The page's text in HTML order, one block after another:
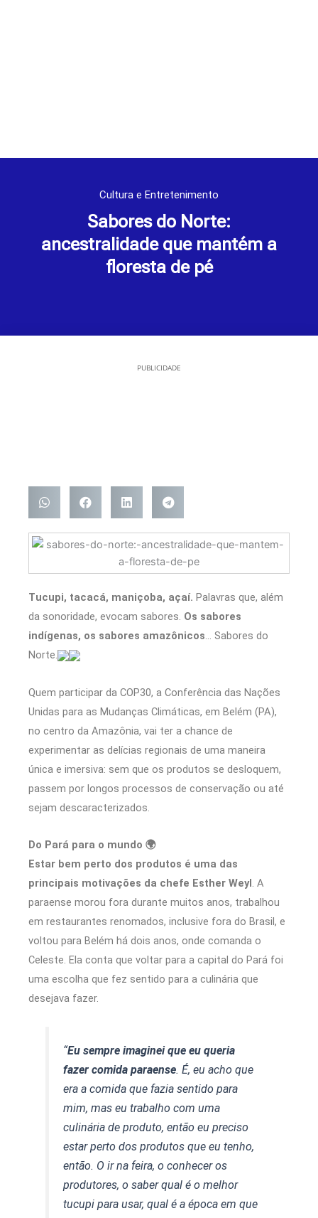
Cultura e Entretenimento
Sabores do Norte:
ancestralidade que mantém a
floresta de pé
PUBLICIDADE
Tucupi, tacacá, maniçoba, açaí. Palavras que, além
da sonoridade, evocam sabores. Os sabores
indígenas, os sabores amazônicos… Sabores do
Norte.
Quem participar da COP30, a Conferência das Nações
Unidas para as Mudanças Climáticas, em Belém (PA),
no centro da Amazônia, vai ter a chance de
experimentar as delícias regionais de uma maneira
única e imersiva: sem que os produtos se desloquem,
passem por longos processos de conservação ou até
sejam descaracterizados.
Do Pará para o mundo 🌍
Estar bem perto dos produtos é uma das
principais motivações da chefe Esther Weyl. A
paraense morou fora durante muitos anos, trabalhou
em restaurantes renomados, inclusive fora do Brasil, e
voltou para Belém há dois anos, onde comanda o
Celeste. Ela conta que voltar para a capital do Pará foi
uma escolha que fez sentido para a culinária que
desejava fazer.
“Eu sempre imaginei que eu queria
fazer comida paraense. É, eu acho que
era a comida que fazia sentido para
mim, mas eu trabalho com uma
culinária de produto, então eu preciso
estar perto dos produtos que eu tenho,
então. O ir na feira, o conhecer os
produtores, o saber qual é o melhor
tucupi para usar, qual é a época em que